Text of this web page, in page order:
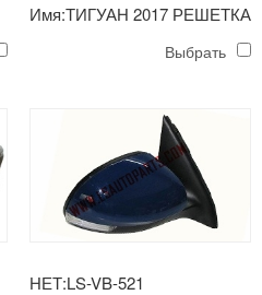
Имя:ТИГУАН 2017 РЕШЕТКА
Выбрать
НЕТ:LS-VB-521